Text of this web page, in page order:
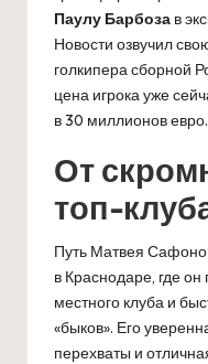
Паулу Барбоза в
Новости озвучил
голкипера сборной
цена игрока уже
в 30 миллионов евро.
От
топ-
Путь Матвея
в Краснодаре, где
местного клуба и
«быков». Его
перехваты и